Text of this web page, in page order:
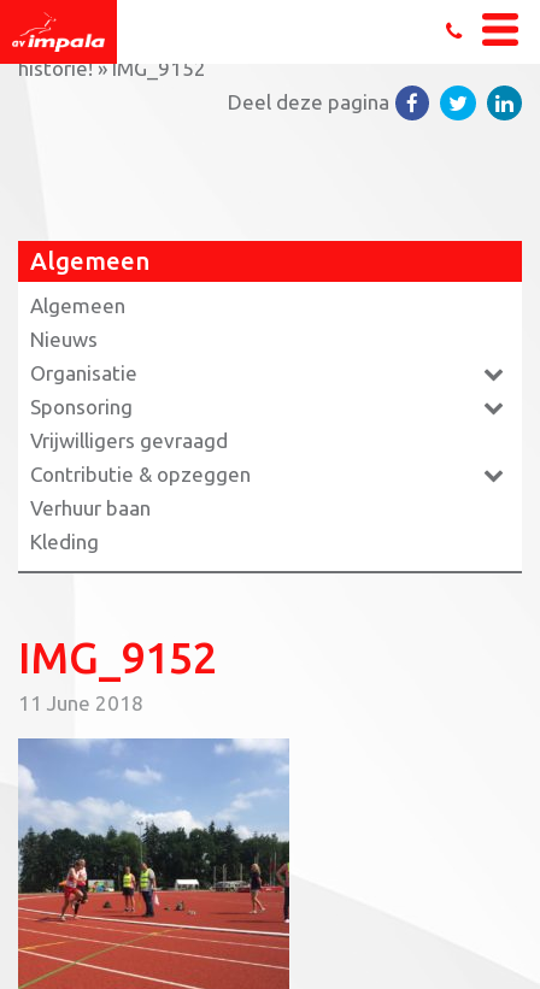
Home»Mannen Masters Impala schrijven (club-)
historie!»IMG_9152
Deel deze pagina
Algemeen
Algemeen
Nieuws
Organisatie
Sponsoring
Vrijwilligers gevraagd
Contributie & opzeggen
Verhuur baan
Kleding
IMG_9152
11 June 2018